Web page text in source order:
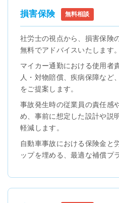
損害保険 無料相談
社労士の視点から、損害保険
無料でアドバイスいたします。
マイカー通勤における使用者
人・対物賠償、疾病保障など
をご提案します。
事故発生時の従業員の責任感
め、事前に想定した設計や説
軽減します。
自動車事故における保険金と
ップを埋める、最適な補償プ